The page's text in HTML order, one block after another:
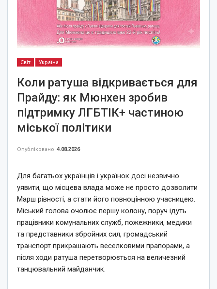
Світ Україна
Коли ратуша відкривається для
Прайду: як Мюнхен зробив
підтримку ЛГБТІК+ частиною
міської політики
Опубліковано 4.08.2026
Для багатьох українців і українок досі незвично
уявити, що місцева влада може не просто дозволити
Марш рівності, а стати його повноцінною учасницею.
Міський голова очолює першу колону, поруч ідуть
працівники комунальних служб, пожежники, медики
та представники збройних сил, громадський
транспорт прикрашають веселковими прапорами, а
після ходи ратуша перетворюється на величезний
танцювальний майданчик.